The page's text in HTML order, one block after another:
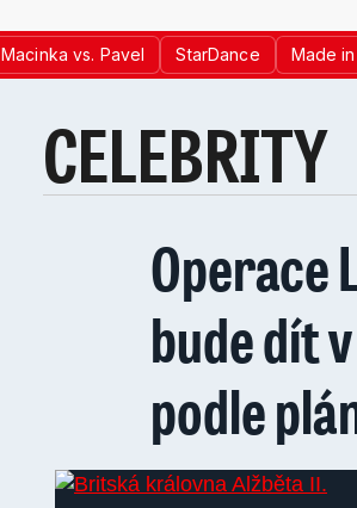
Macinka vs. Pavel StarDance Made
CELEBRITY
Operace
bude dít
podle